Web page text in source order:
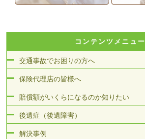
コンテンツメニュー
交通事故でお困りの方へ
保険代理店の皆様へ
賠償額がいくらになるのか知りたい
後遺症（後遺障害）
解決事例